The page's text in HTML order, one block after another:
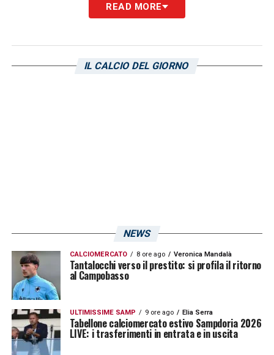
READ MORE
IL CALCIO DEL GIORNO
NEWS
CALCIOMERCATO 8 ore ago Veronica Mandalà
Tantalocchi verso il prestito: si profila il ritorno
al Campobasso
ULTIMISSIME SAMP 9 ore ago Elia Serra
Tabellone calciomercato estivo Sampdoria 2026
LIVE: i trasferimenti in entrata e in uscita